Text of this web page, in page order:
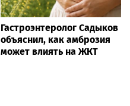
Гастроэнтеролог Садыков
объяснил, как амброзия
может влиять на ЖКТ